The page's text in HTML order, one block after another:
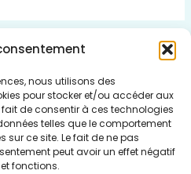
nous utilisons des
pour stocker et/ou accéder aux
de consentir à ces technologies
telles que le comportement
sur ce site. Le fait de ne pas
peut avoir un effet négatif
fonctions.
text here.
nous